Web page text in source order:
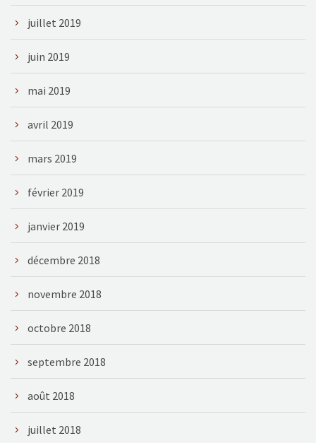
juillet 2019
juin 2019
mai 2019
avril 2019
mars 2019
février 2019
janvier 2019
décembre 2018
novembre 2018
octobre 2018
septembre 2018
août 2018
juillet 2018